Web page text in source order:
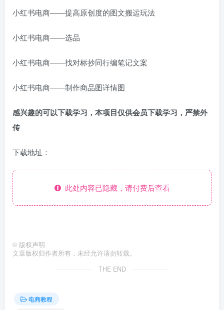
小红书电商——提高原创度的图文搬运玩法
小红书电商——选品
小红书电商——找对标抄同行编笔记文案
小红书电商——制作商品图详情图
感兴趣的可以下载学习，本项目仅供会员下载学习，严禁外
传
下载地址：
此处内容已隐藏，请付费后查看
© 版权声明
文章版权归作者所有，未经允许请勿转载。
THE END
电商教程